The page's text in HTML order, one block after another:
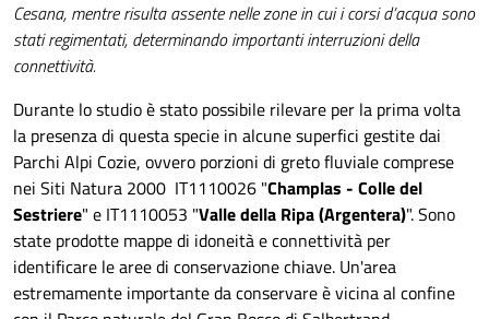
Cesana, mentre risulta assente nelle zone in cui i corsi d’acqua sono
stati regimentati, determinando importanti interruzioni della
connettività.
Durante lo studio èstato possibile rilevare per la prima volta
la presenza di questa specie in alcune superfici gestite dai
Parchi Alpi Cozie, ovvero porzioni di greto fluviale comprese
nei Siti Natura 2000 IT1110026 "Champlas - Colle del
Sestriere" e IT1110053 "Valle della Ripa (Argentera)".Sono
state prodotte mappe di idoneità e connettività per
identificare le aree di conservazione chiave. Un'area
estremamente importante da conservare è vicina al confine